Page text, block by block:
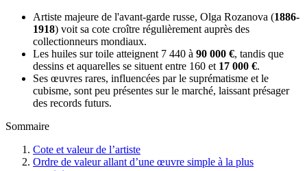
Artiste majeure de l'avant-garde russe, Olga Rozanova (1886-
1918) voit sa cote croître régulièrement auprès des
collectionneurs mondiaux.
Les huiles sur toile atteignent 7 440 à 90 000 €, tandis que
dessins et aquarelles se situent entre 160 et 17 000 €.
Ses œuvres rares, influencées par le suprématisme et le
cubisme, sont peu présentes sur le marché, laissant présager
des records futurs.
Sommaire
Cote et valeur de l’artiste
Ordre de valeur allant d’une œuvre simple à la plus